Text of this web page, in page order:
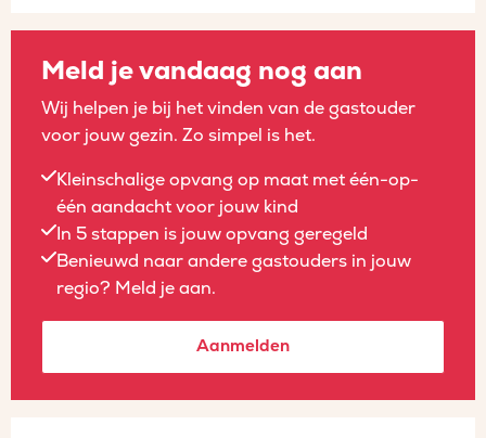
Meld je vandaag nog aan
Wij helpen je bij het vinden van de gastouder
voor jouw gezin. Zo simpel is het.
Kleinschalige opvang op maat met één-op-
één aandacht voor jouw kind
In 5 stappen is jouw opvang geregeld
Benieuwd naar andere gastouders in jouw
regio? Meld je aan.
Aanmelden